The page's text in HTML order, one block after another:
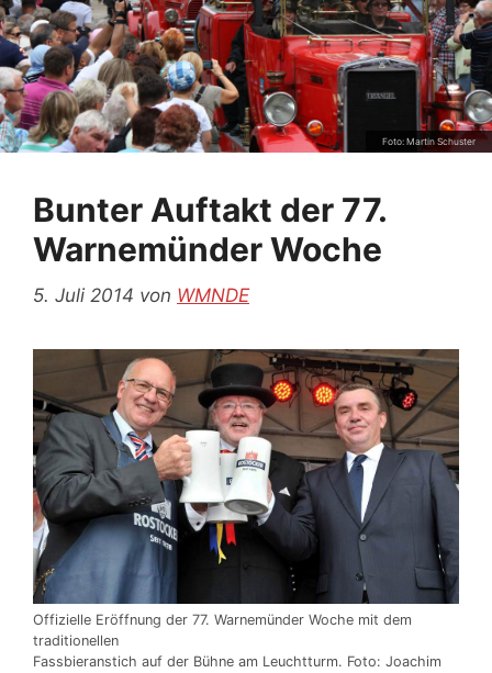
Foto: Martin Schuster
Bunter Auftakt der 77.
Warnemünder Woche
5. Juli 2014 von WMNDE
Offizielle Eröffnung der 77. Warnemünder Woche mit dem
traditionellen
Fassbieranstich auf der Bühne am Leuchtturm. Foto: Joachim